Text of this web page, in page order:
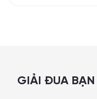
GIẢI ĐUA BẠN